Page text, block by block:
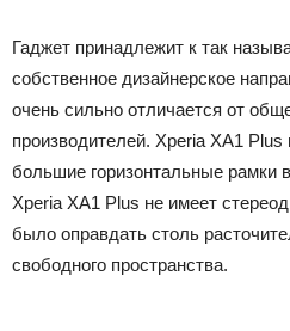
Гаджет принадлежит к так
собственное дизайнерское
очень сильно отличается от
производителей. Xperia XA1
большие горизонтальные рамки
Xperia XA1 Plus не имеет
было оправдать столь
свободного пространства.